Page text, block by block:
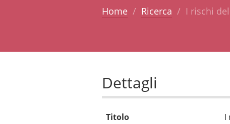
Home Ricerca I rischi
Dettagli
Titolo I